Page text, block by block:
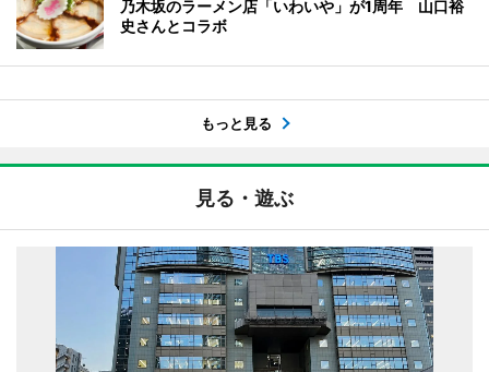
乃木坂のラーメン店「いわいや」が1周年 山口裕
史さんとコラボ
もっと見る
見る・遊ぶ